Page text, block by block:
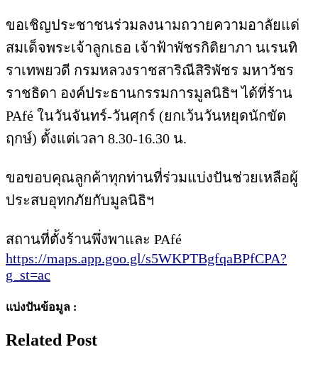
ขอเชิญประชาชนร่วมลงนามถวายความอาลัยแด่
สมเด็จพระเจ้าลูกเธอ เจ้าฟ้าพัชรกิติยาภา นเรนทิ
ราเทพยวดี กรมหลวงราชสาริณีสิริพัชร มหาวัชร
ราชธิดา องค์ประธานกรรมการมูลนิธิฯ ได้ที่ร้าน
PAfé ในวันจันทร์-วันศุกร์ (ยกเว้นวันหยุดนักขัต
ฤกษ์) ตั้งแต่เวลา 8.30-16.30 น.
ขอขอบคุณลูกค้าทุกท่านที่ร่วมแบ่งปันช่วยเหลือผู้
ประสบอุทกภัยกับมูลนิธิฯ
สถานที่ตั้งร้านพึ่งพาและ PAfé
https://maps.app.goo.gl/s5WKPTBgfqaBPfCPA?
g_st=ac
แบ่งปันข้อมูล :
Related Post